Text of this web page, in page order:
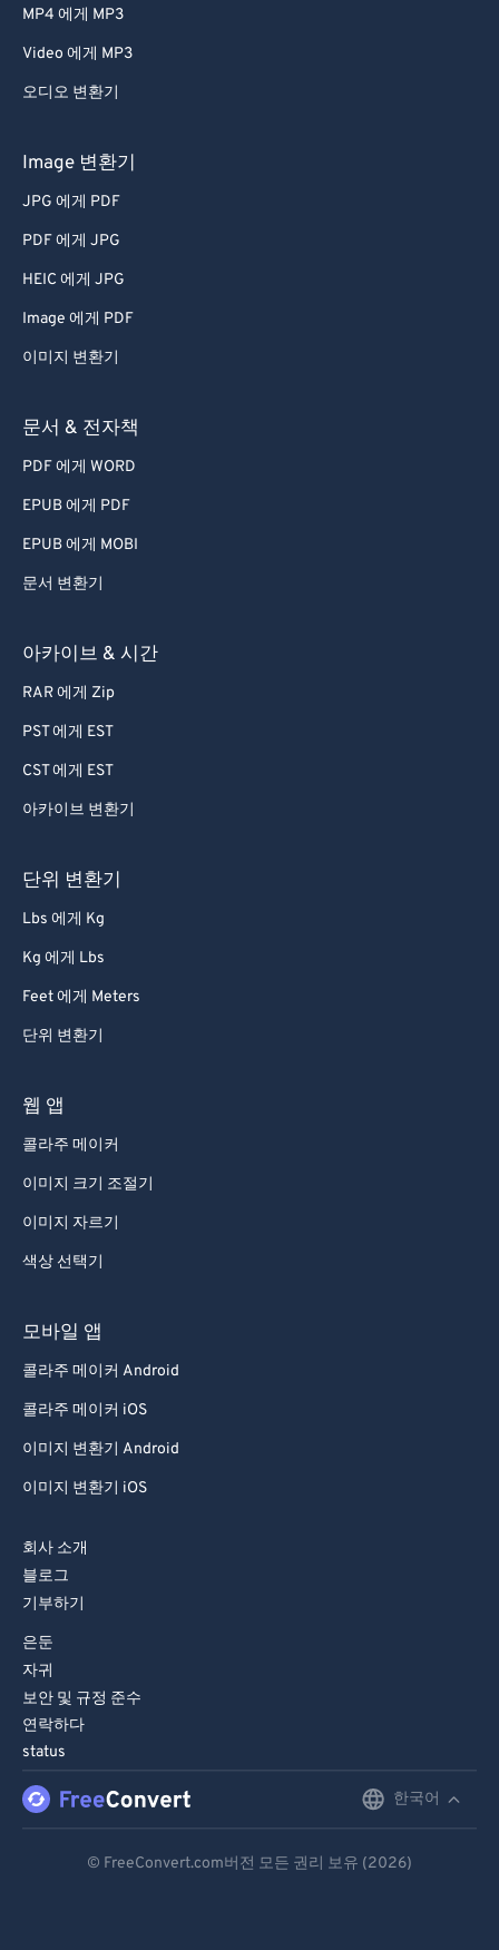
MP4 에게 MP3
Video 에게 MP3
오디오 변환기
Image 변환기
JPG 에게 PDF
PDF 에게 JPG
HEIC 에게 JPG
Image 에게 PDF
이미지 변환기
문서 & 전자책
PDF 에게 WORD
EPUB 에게 PDF
EPUB 에게 MOBI
문서 변환기
아카이브 & 시간
RAR 에게 Zip
PST 에게 EST
CST 에게 EST
아카이브 변환기
단위 변환기
Lbs 에게 Kg
Kg 에게 Lbs
Feet 에게 Meters
단위 변환기
웹 앱
콜라주 메이커
이미지 크기 조절기
이미지 자르기
색상 선택기
모바일 앱
콜라주 메이커 Android
콜라주 메이커 iOS
이미지 변환기 Android
이미지 변환기 iOS
회사 소개
블로그
기부하기
은둔
자귀
보안 및 규정 준수
연락하다
status
한국어
© FreeConvert.com버전 모든 권리 보유 (2026)